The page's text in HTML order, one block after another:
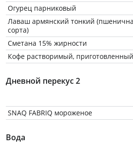
Огурец парниковый
Лаваш армянский тонкий
сорта)
Сметана 15% жирности
Кофе растворимый,
Дневной перекус 2
SNAQ FABRIQ мороженое
Вода